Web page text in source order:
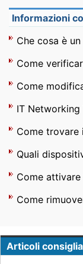
Informazioni
Che cosa è
Come
IT Networking
Come trovare
Come
Come
Articoli